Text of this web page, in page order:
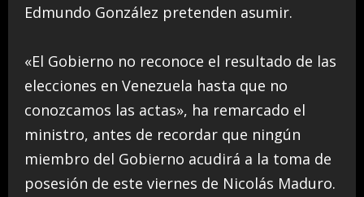
Edmundo González pretenden asumir.
«El Gobierno no reconoce el resultado de las
elecciones en Venezuela hasta que no
conozcamos las actas», ha remarcado el
ministro, antes de recordar que ningún
miembro del Gobierno acudirá a la toma de
posesión de este viernes de Nicolás Maduro.